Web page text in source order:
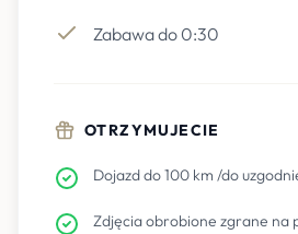
Zabawa do 0:30
OTRZYMUJECIE
Dojazd do 100 km /do
Zdjęcia obrobione zgrane na